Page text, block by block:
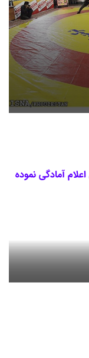
اعلام آمادگی نموده